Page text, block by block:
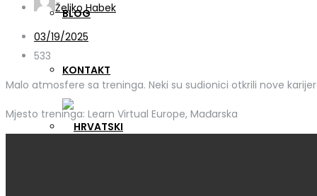
BLOG
KONTAKT
Željko Habek
03/19/2025
533
Malo atmosfere sa treninga. Neki su sudionici otkrili nove
Mjesto treninga: Learn Virtual Europe, Mađarska